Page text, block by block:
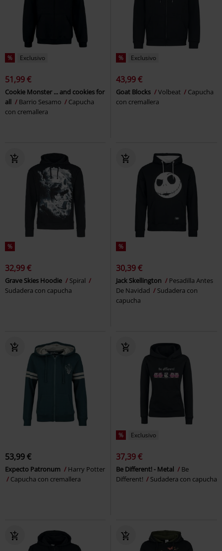
% Exclusivo
51,99 €
Cookie Monster ... and cookies for
all
Barrio Sesamo
Capucha
con cremallera
% Exclusivo
43,99 €
Goat Blocks Volbeat
Capucha
con cremallera
%
32,99 €
Grave Skies Hoodie
Spiral
Sudadera con capucha
%
30,39 €
Jack Skellington
Pesadilla Antes
De Navidad
Sudadera con
capucha
53,99 €
Expecto Patronum
Harry Potter
Capucha con cremallera
% Exclusivo
37,39 €
Be Different! - Metal
Be
Different!
Sudadera con capucha